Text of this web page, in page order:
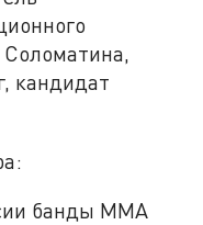
кандидат
банды ММА